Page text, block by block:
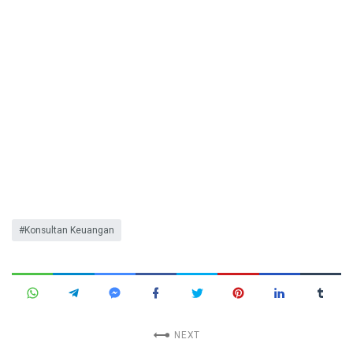
Konsultan Keuangan
NEXT